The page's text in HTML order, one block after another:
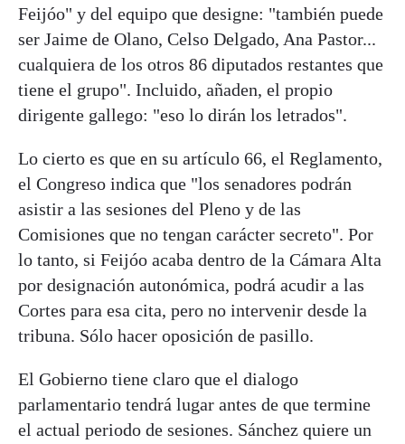
Feijóo" y del equipo que designe: "también puede
ser Jaime de Olano, Celso Delgado, Ana Pastor...
cualquiera de los otros 86 diputados restantes que
tiene el grupo". Incluido, añaden, el propio
dirigente gallego: "eso lo dirán los letrados".
Lo cierto es que en su artículo 66, el Reglamento,
el Congreso indica que "los senadores podrán
asistir a las sesiones del Pleno y de las
Comisiones que no tengan carácter secreto". Por
lo tanto, si Feijóo acaba dentro de la Cámara Alta
por designación autonómica, podrá acudir a las
Cortes para esa cita, pero no intervenir desde la
tribuna. Sólo hacer oposición de pasillo.
El Gobierno tiene claro que el dialogo
parlamentario tendrá lugar antes de que termine
el actual periodo de sesiones. Sánchez quiere un